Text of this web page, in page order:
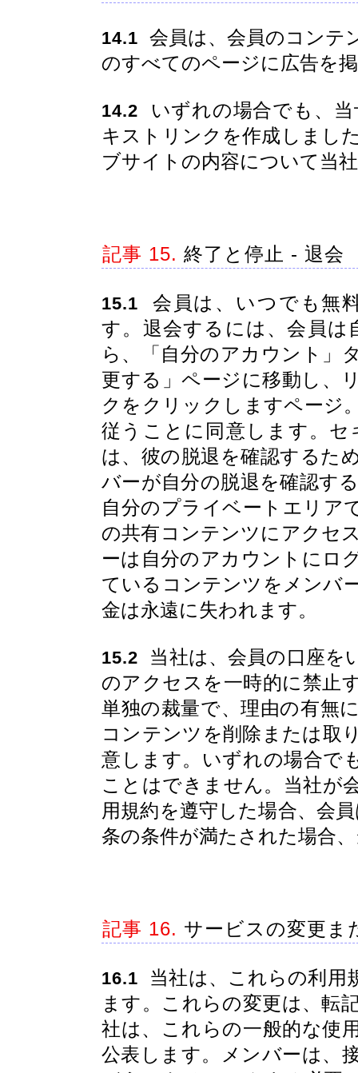
14.1 会員は、会員のコンテ
のすべてのページに広告を
14.2 いずれの場合でも、
キストリンクを作成しまし
ブサイトの内容について当
記事 15. 終了と停止 - 退会
15.1 会員は、いつでも無
す。退会するには、会員
ら、「自分のアカウント」
更する」ページに移動し、
クをクリックしますページ
従うことに同意します。
は、彼の脱退を確認するた
バーが自分の脱退を確認す
自分のプライベートエリア
の共有コンテンツにアクセ
ーは自分のアカウントにロ
ているコンテンツをメンバ
金は永遠に失われます。
15.2 当社は、会員の口座を
のアクセスを一時的に禁止
単独の裁量で、理由の有無
コンテンツを削除または取
意します。いずれの場合で
ことはできません。当社が
用規約を遵守した場合、会
条の条件が満たされた場合
記事 16. サービスの変更ま
16.1 当社は、これらの利用
ます。これらの変更は、転
社は、これらの一般的な使
公表します。メンバーは、